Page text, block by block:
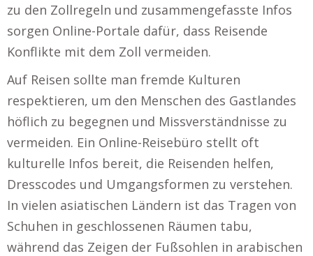
zu den Zollregeln und zusammengefasste Infos
sorgen Online-Portale dafür, dass Reisende
Konflikte mit dem Zoll vermeiden.
Auf Reisen sollte man fremde Kulturen
respektieren, um den Menschen des Gastlandes
höflich zu begegnen und Missverständnisse zu
vermeiden. Ein Online-Reisebüro stellt oft
kulturelle Infos bereit, die Reisenden helfen,
Dresscodes und Umgangsformen zu verstehen.
In vielen asiatischen Ländern ist das Tragen von
Schuhen in geschlossenen Räumen tabu,
während das Zeigen der Fußsohlen in arabischen